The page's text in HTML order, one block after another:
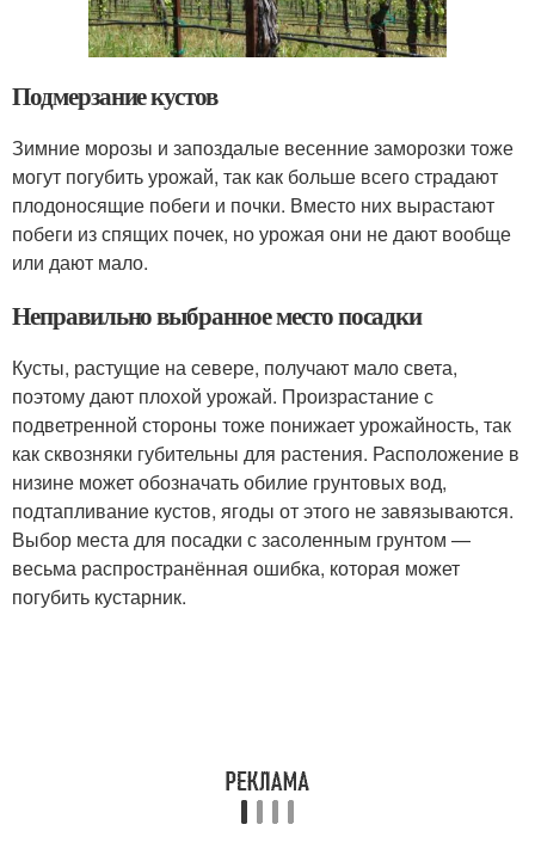
Подмерзание кустов
Зимние морозы и запоздалые весенние заморозки тоже
могут погубить урожай, так как больше всего страдают
плодоносящие побеги и почки. Вместо них вырастают
побеги из спящих почек, но урожая они не дают вообще
или дают мало.
Неправильно выбранное место посадки
Кусты, растущие на севере, получают мало света,
поэтому дают плохой урожай. Произрастание с
подветренной стороны тоже понижает урожайность, так
как сквозняки губительны для растения. Расположение в
низине может обозначать обилие грунтовых вод,
подтапливание кустов, ягоды от этого не завязываются.
Выбор места для посадки с засоленным грунтом —
весьма распространённая ошибка, которая может
погубить кустарник.